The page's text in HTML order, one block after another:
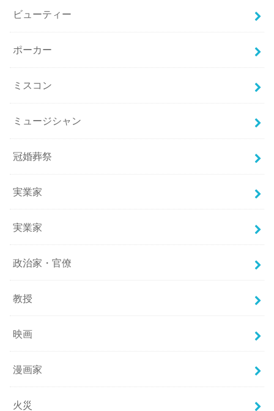
ビューティー
ポーカー
ミスコン
ミュージシャン
冠婚葬祭
実業家
実業家
政治家・官僚
教授
映画
漫画家
火災